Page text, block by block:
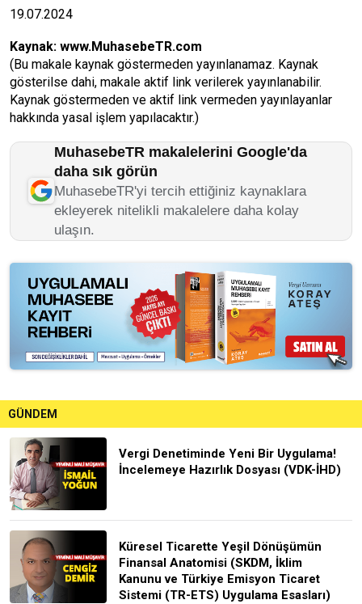
19.07.2024
Kaynak: www.MuhasebeTR.com
(Bu makale kaynak göstermeden yayınlanamaz. Kaynak
gösterilse dahi, makale aktif link verilerek yayınlanabilir.
Kaynak göstermeden ve aktif link vermeden yayınlayanlar
hakkında yasal işlem yapılacaktır.)
MuhasebeTR makalelerini Google'da
daha sık görün
MuhasebeTR'yi tercih ettiğiniz kaynaklara
ekleyerek nitelikli makalelere daha kolay
ulaşın.
GÜNDEM
Vergi Denetiminde Yeni Bir Uygulama!
İncelemeye Hazırlık Dosyası (VDK-İHD)
Küresel Ticarette Yeşil Dönüşümün
Finansal Anatomisi (SKDM, İklim
Kanunu ve Türkiye Emisyon Ticaret
Sistemi (TR-ETS) Uygulama Esasları)